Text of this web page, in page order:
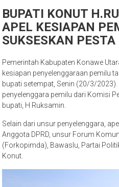
BUPATI KONUT
APEL KESIAPAN
SUKSESKAN
Pemerintah Kabupaten Konawe
kesiapan penyelenggaraan pemilu
bupati setempat, Senin (20/3/
penyelenggara pemilu dari Komisi
bupati, H Ruksamin.
Selain dari unsur penyelenggara,
Anggota DPRD, unsur Forum
(Forkopimda), Bawaslu, Partai
Konut.